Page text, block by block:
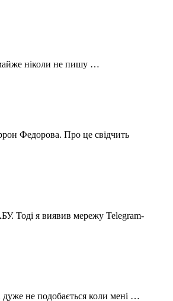
майже ніколи не пишу …
Федорова. Про це свідчить
Тоді я виявив мережу Telegram-
не подобається коли мені …